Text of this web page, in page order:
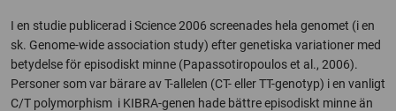
I en studie publicerad i Science 2006 screenades hela genomet (i en
sk. Genome-wide association study) efter genetiska variationer med
betydelse för episodiskt minne (Papassotiropoulos et al., 2006).
Personer som var bärare av T-allelen (CT- eller TT-genotyp) i en vanligt
C/T polymorphism i KIBRA-genen hade bättre episodiskt minne än